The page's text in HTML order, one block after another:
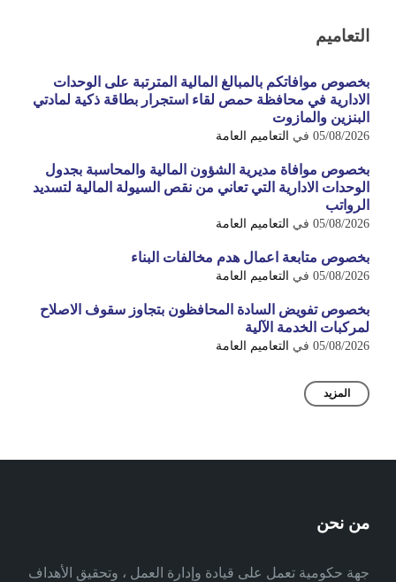
التعاميم
بخصوص موافاتكم بالمبالغ المالية المترتبة على الوحدات
الادارية في محافظة حمص لقاء استجرار بطاقة ذكية لمادتي
البنزين والمازوت
05/08/2026 في التعاميم العامة
بخصوص موافاة مديرية الشؤون المالية والمحاسبة بجدول
الوحدات الادارية التي تعاني من نقص السيولة المالية لتسديد
الرواتب
05/08/2026 في التعاميم العامة
بخصوص متابعة اعمال هدم مخالفات البناء
05/08/2026 في التعاميم العامة
بخصوص تفويض السادة المحافظون بتجاوز سقوف الاصلاح
لمركبات الخدمة الآلية
05/08/2026 في التعاميم العامة
المزيد
من نحن
جهة حكومية تعمل على قيادة وإدارة العمل ، وتحقيق الأهداف